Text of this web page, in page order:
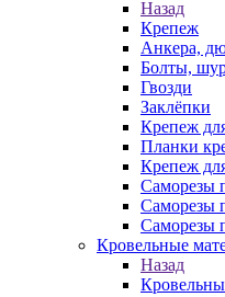
Назад
Крепеж
Анкера,
Болты,
Гвозди
Заклёпки
Крепеж
Планки
Крепеж
Саморезы
Саморезы
Саморезы
Кровельные
Назад